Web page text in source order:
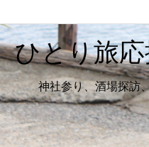
ひとり旅
神社参り、酒場探訪